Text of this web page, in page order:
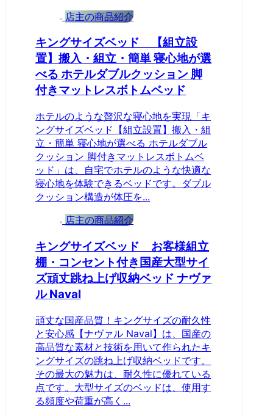
店主の商品紹介
キングサイズベッド 【組立設
置】搬入・組立・簡単 寝心地が選
べる ホテルダブルクッション 脚
付きマットレスボトムベッド
ホテルのような贅沢な寝心地を実現「キ
ングサイズベッド【組立設置】搬入・組
立・簡単 寝心地が選べる ホテルダブル
クッション 脚付きマットレスボトムベ
ッド」は、自宅でホテルのような快適な
寝心地を体験できるベッドです。ダブル
クッション構造が体圧を...
店主の商品紹介
キングサイズベッド お客様組立
棚・コンセント付き国産大型サイ
ズ頑丈跳ね上げ収納ベッド ナヴァ
ル Naval
頑丈な国産品質！キングサイズの耐久性
と安心感【ナヴァル Naval】は、国産の
高品質な素材と技術を用いて作られたキ
ングサイズの跳ね上げ収納ベッドです。
その最大の魅力は、耐久性に優れている
点です。大型サイズのベッドは、使用す
る頻度や荷重が高く...